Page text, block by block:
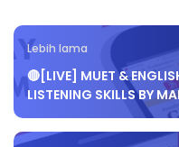
Lebih lama
🔴[LIVE] MUET &
LISTENING SKILLS BY